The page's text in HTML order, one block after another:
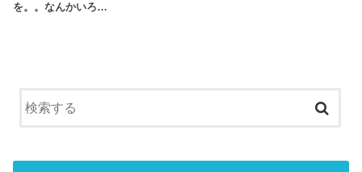
を。。なんかいろ…